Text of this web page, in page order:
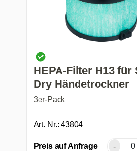
HEPA-Filter H13 für
Dry Händetrockner
3er-Pack
Art. Nr.: 43804
Preis auf Anfrage -